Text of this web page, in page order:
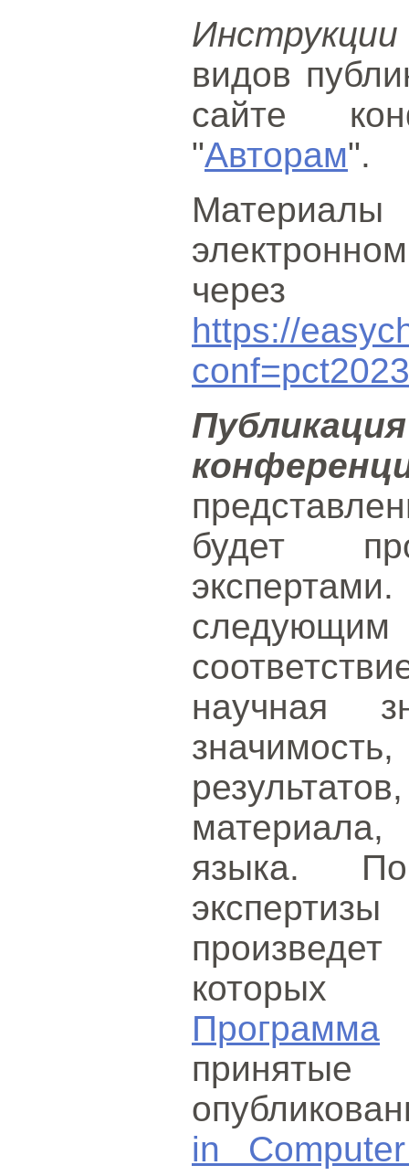
видов
сайте
"Авторам".
через
https://
conf=pct2023
будет
научная
языка.
которых
Программа
принятые
in